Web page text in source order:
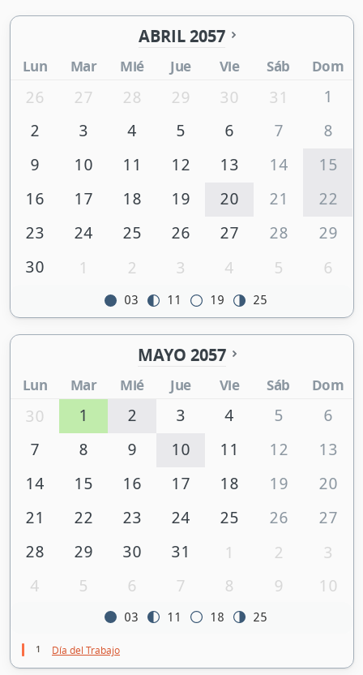
ABRIL 2057
Lun Mar Mié Jue Vie Sáb Dom
26 27 28 29 30 31
1
2
3 4 5 6 7
8
9
10 11 12 13 14
15
16
17 18 19 20 21
22
23
24 25 26 27 28
29
30
1 2 3 4 5 6
03 11 19 25
MAYO 2057
Lun Mar Mié Jue Vie Sáb Dom
30 1 2 3 4 5
6
7
8 9 10 11 12
13
14
15 16 17 18 19
20
21
22 23 24 25 26
27
28
29 30 31 1 2
3
4
5 6 7 8 9 10
03 11 18 25
1 Día del Trabajo